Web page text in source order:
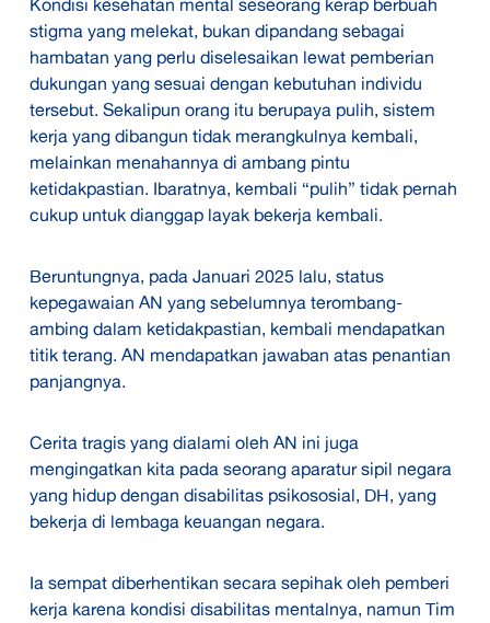
Kondisi kesehatan mental seseorang kerap berbuah
stigma yang melekat, bukan dipandang sebagai
hambatan yang perlu diselesaikan lewat pemberian
dukungan yang sesuai dengan kebutuhan individu
tersebut. Sekalipun orang itu berupaya pulih, sistem
kerja yang dibangun tidak merangkulnya kembali,
melainkan menahannya di ambang pintu
ketidakpastian. Ibaratnya, kembali “pulih” tidak pernah
cukup untuk dianggap layak bekerja kembali.
Beruntungnya, pada Januari 2025 lalu, status
kepegawaian AN yang sebelumnya terombang-
ambing dalam ketidakpastian, kembali mendapatkan
titik terang. AN mendapatkan jawaban atas penantian
panjangnya.
Cerita tragis yang dialami oleh AN ini juga
mengingatkan kita pada seorang aparatur sipil negara
yang hidup dengan disabilitas psikososial, DH, yang
bekerja di lembaga keuangan negara.
Ia sempat diberhentikan secara sepihak oleh pemberi
kerja karena kondisi disabilitas mentalnya, namun Tim